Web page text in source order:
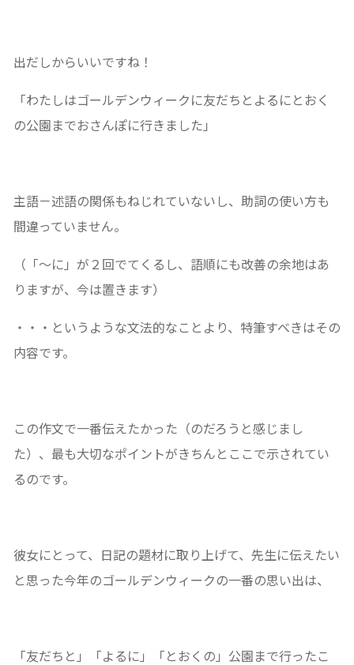
出だしからいいですね！
「わたしはゴールデンウィークに友だちとよるにとおく
の公園までおさんぽに行きました」
主語－述語の関係もねじれていないし、助詞の使い方も
間違っていません。
（「～に」が２回でてくるし、語順にも改善の余地はあ
りますが、今は置きます）
・・・というような文法的なことより、特筆すべきはその
内容です。
この作文で一番伝えたかった（のだろうと感じまし
た）、最も大切なポイントがきちんとここで示されてい
るのです。
彼女にとって、日記の題材に取り上げて、先生に伝えたい
と思った今年のゴールデンウィークの一番の思い出は、
「友だちと」「よるに」「とおくの」公園まで行ったこ